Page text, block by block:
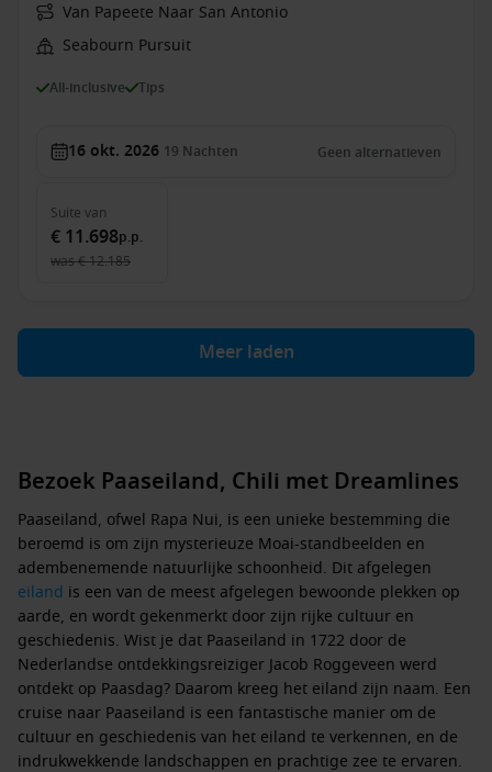
Van Papeete Naar San Antonio
Seabourn Pursuit
All-inclusive Tips
16 okt. 2026 19 Nachten Geen alternatieven
Suite van
€ 11.698p.p.
was€ 12.185
Meer laden
Bezoek Paaseiland, Chili met Dreamlines
Paaseiland, ofwel Rapa Nui, is een unieke bestemming die
beroemd is om zijn mysterieuze Moai-standbeelden en
adembenemende natuurlijke schoonheid. Dit afgelegen
eiland is een van de meest afgelegen bewoonde plekken op
aarde, en wordt gekenmerkt door zijn rijke cultuur en
geschiedenis. Wist je dat Paaseiland in 1722 door de
Nederlandse ontdekkingsreiziger Jacob Roggeveen werd
ontdekt op Paasdag? Daarom kreeg het eiland zijn naam. Een
cruise naar Paaseiland is een fantastische manier om de
cultuur en geschiedenis van het eiland te verkennen, en de
indrukwekkende landschappen en prachtige zee te ervaren.